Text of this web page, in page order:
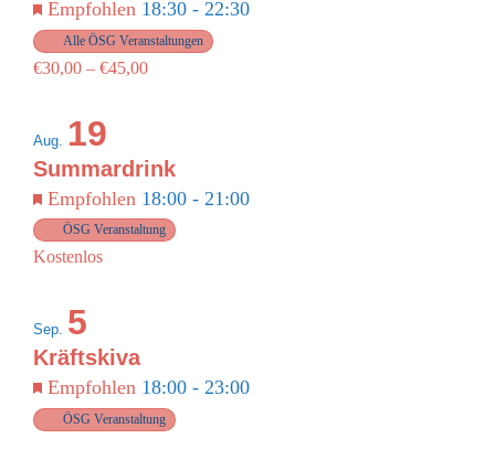
Empfohlen 18:30 - 22:30
Alle ÖSG Veranstaltungen
€30,00 – €45,00
Aug. 19
Summardrink
Empfohlen 18:00 - 21:00
ÖSG Veranstaltung
Kostenlos
Sep. 5
Kräftskiva
Empfohlen 18:00 - 23:00
ÖSG Veranstaltung